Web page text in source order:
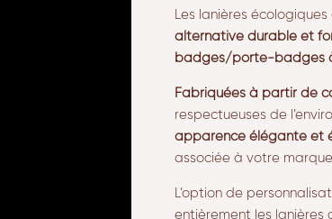
Les lanières
alternative durable et
badges/porte-badges
Fabriquées à partir de
respectueuses de
apparence élégante et
associée à votre
L’option de
entièrement les lanières